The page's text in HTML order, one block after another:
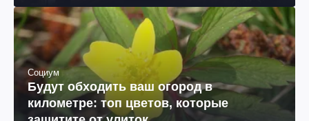
километре: топ цветов, которые
защитите от улиток
11 часов назад